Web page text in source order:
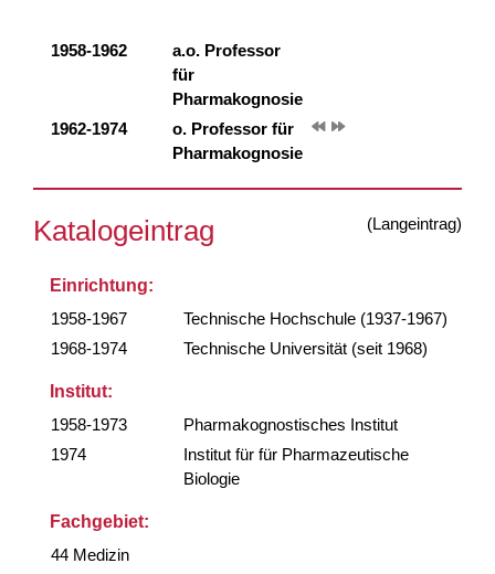
1958-1962
a.o. Professor
für
Pharmakognosie
1962-1974
o. Professor für
Pharmakognosie
(Langeintrag)
Katalogeintrag
Einrichtung:
1958-1967
Technische Hochschule (1937-1967)
1968-1974
Technische Universität (seit 1968)
Institut:
1958-1973
Pharmakognostisches Institut
1974
Institut für für Pharmazeutische
Biologie
Fachgebiet:
44 Medizin